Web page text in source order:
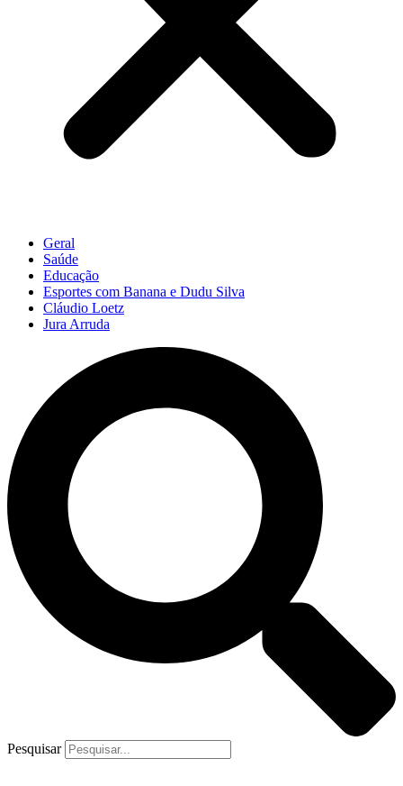
Geral
Saúde
Educação
Esportes com Banana e Dudu Silva
Cláudio Loetz
Jura Arruda
Pesquisar